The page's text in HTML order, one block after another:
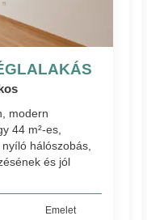
modern
44 m²-es,
hálószobás,
és jól
Emelet